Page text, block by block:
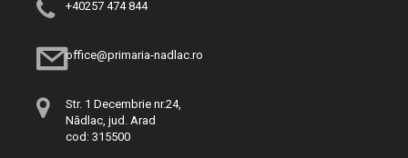
+40257 474 844
office@primaria-nadlac.ro
Str. 1 Decembrie nr.24,
Nădlac, jud. Arad
cod: 315500